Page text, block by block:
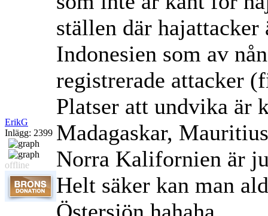
ErikG
Inlägg: 2399
offline
ställen där
Indonesien som av
registrerade attacker
Platser att undvika är
Madagaskar,
Norra Kalifornien är
Helt säker kan man